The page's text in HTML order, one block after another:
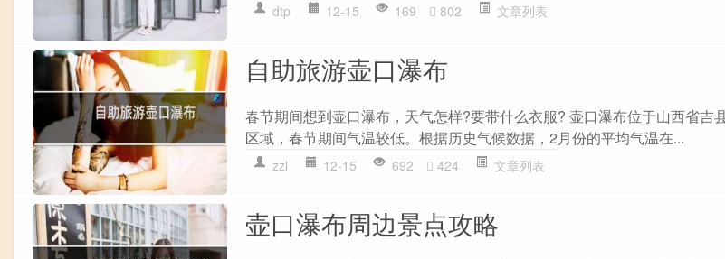
dtp 12-15 169 802 文章列表
自助旅游壶口瀑布
春节期间想到壶口瀑布，天气怎样?要带什么衣服? 壶口瀑布位于山西省吉
区域，春节期间气温较低。根据历史气候数据，2月份的平均气温在...
zzl 12-15 692 424 文章列表
壶口瀑布周边景点攻略